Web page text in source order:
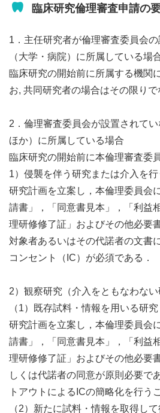
臨床研究倫理審査申請の
1．主任研究者が倫理審査委員会
（大学・病院）に所属している場
臨床研究の開始前に所属する機関
お, 共同研究者の場合はその限りで
2．倫理審査委員会が設置されて
ほか）に所属している場合
臨床研究の開始前に本倫理審査委
1）侵襲を伴う研究または介入を行
研究計画を立案し，本倫理委員会
請書」，「同意書見本」，「利益
理研修修了証」およびその他必要
対象者あるいはその代諾者の文書
コンセント（IC）が必須である．
2）観察研究（介入をともなわない
（1）既存試料・情報を用いる研究
研究計画を立案し，本倫理委員会
請書」，「同意書見本」，「利益
理研修修了証」およびその他必要
しくは代諾者の同意が原則必要で
トアウトによるICの簡略化を行う
（2）新たに試料・情報を取得し